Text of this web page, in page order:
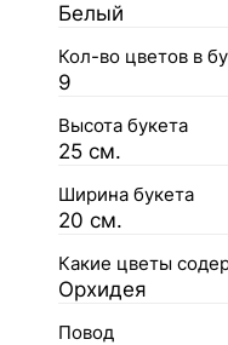
Белый
Кол-во цветов в
9
Высота букета
25 см.
Ширина букета
20 см.
Какие цветы
Орхидея
Повод